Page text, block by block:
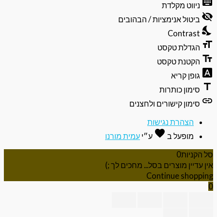
של
תפריט
הנגישות
ניווט מקלדת
ביטול אנימציות / הבהובים
Contrast
הגדלת טקסט
הקטנת טקסט
גופן קריא
סימון כותרות
סימון קישורים ולחצנים
הצהרת נגישות
מופעל בfavoriteאהבה
ע״יעמית מורנו
הקניות0
עדיין מוצרים בסל... מחכים לך ;)
Continue